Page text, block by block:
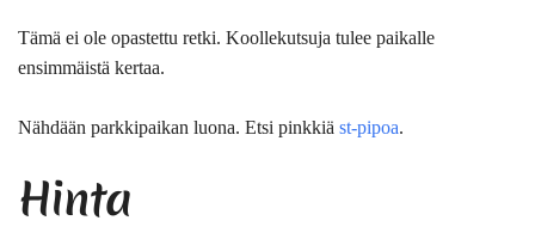
Tämä ei ole opastettu retki. Koollekutsuja tulee paikalle
ensimmäistä kertaa.
Nähdään parkkipaikan luona. Etsi pinkkiä st-pipoa.
Hinta